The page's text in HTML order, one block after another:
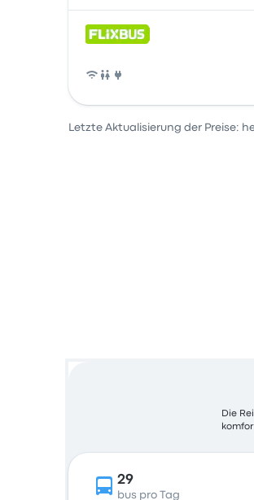
Bus
Letzte Aktualisierung der Preise:
Die
29
bus pro Tag